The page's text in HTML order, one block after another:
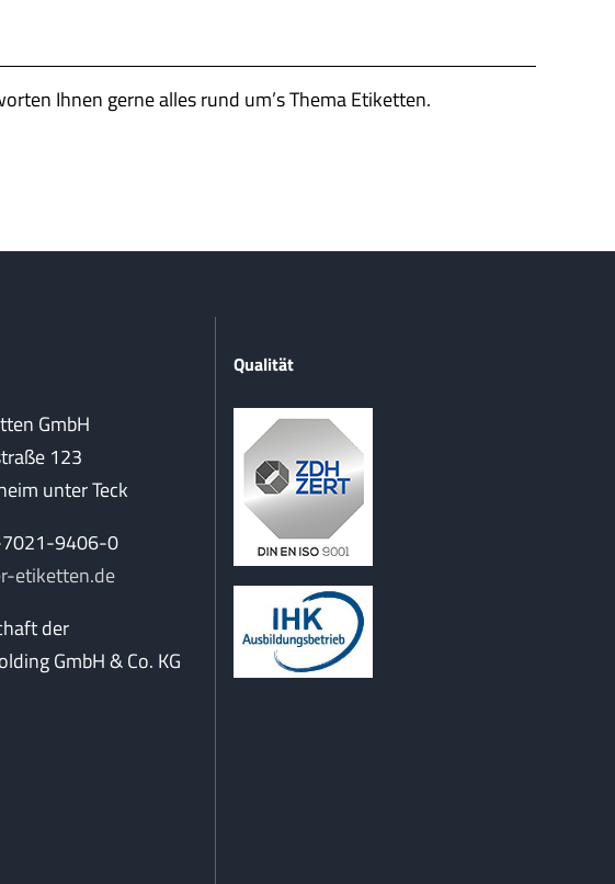
Ihnen gerne alles rund um’s Thema Etiketten.
GmbH
123
unter Teck
9406-0
etiketten.de
der
GmbH & Co. KG
Qualität